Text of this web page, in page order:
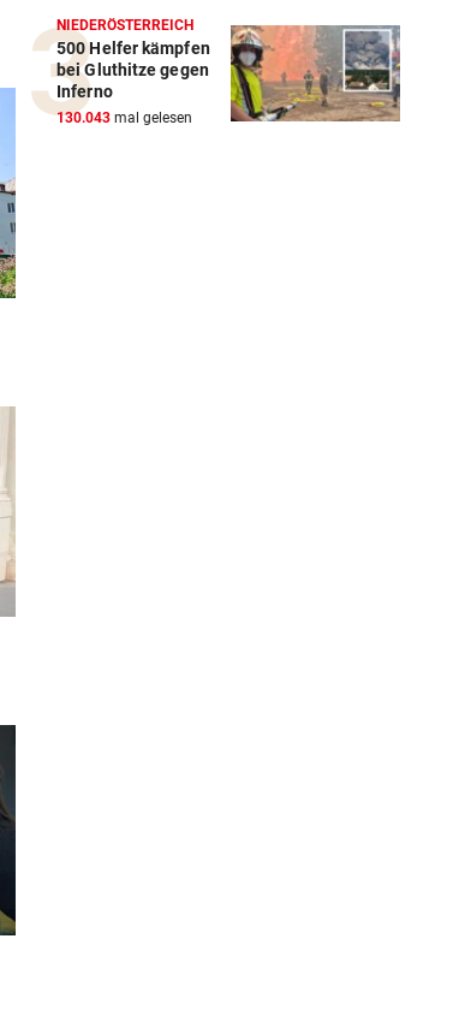
NIEDERÖSTERREICH
500 Helfer kämpfen
bei Gluthitze gegen
Inferno
130.043 mal gelesen